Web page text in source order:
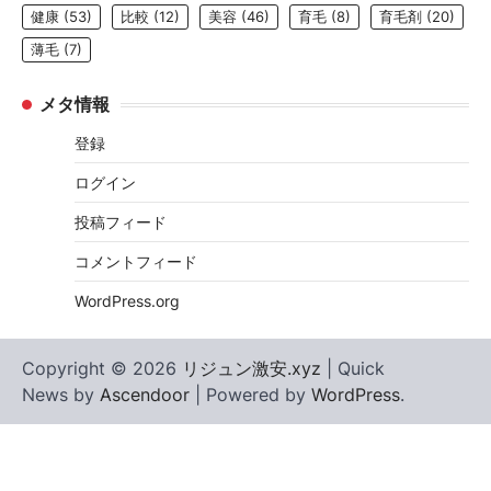
健康 (53) 比較 (12) 美容 (46) 育毛 (8) 育毛剤 (20)
薄毛 (7)
メタ情報
登録
ログイン
投稿フィード
コメントフィード
WordPress.org
Copyright © 2026 リジュン激安.xyz | Quick
News by Ascendoor | Powered by WordPress.